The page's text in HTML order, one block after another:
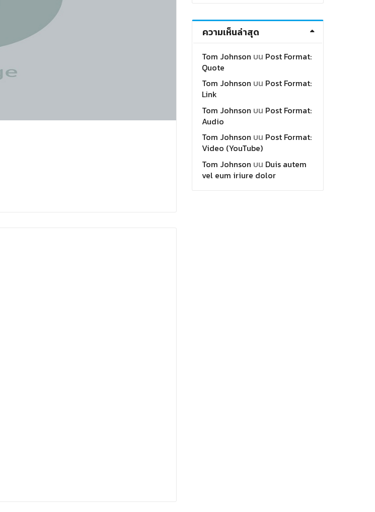
ความเห็นล่าสุด
Tom Johnson บน Post Format:
Quote
Tom Johnson บน Post Format:
Link
Tom Johnson บน Post Format:
Audio
Tom Johnson บน Post Format:
Video (YouTube)
Tom Johnson บน Duis autem
vel eum iriure dolor